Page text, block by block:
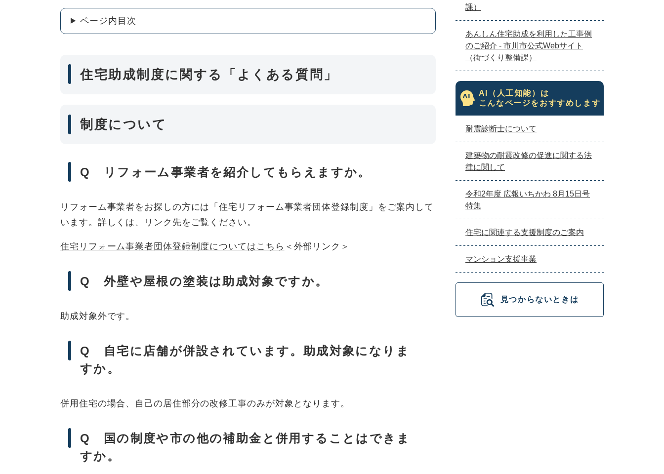
ページ内目次
住宅助成制度に関する「よくある質問」
制度について
Q リフォーム事業者を紹介してもらえますか。
リフォーム事業者をお探しの方には「住宅リフォーム事業者団体登録制度」をご案内して
います。詳しくは、リンク先をご覧ください。
住宅リフォーム事業者団体登録制度についてはこちら ＜外部リンク＞
Q 外壁や屋根の塗装は助成対象ですか。
助成対象外です。
Q 自宅に店舗が併設されています。助成対象になりま
すか。
併用住宅の場合、自己の居住部分の改修工事のみが対象となります。
Q 国の制度や市の他の補助金と併用することはできま
すか。
課）
あんしん住宅助成を利用した工事例
のご紹介 - 市川市公式Webサイト
（街づくり整備課）
AI（人工知能）は
こんなページをおすすめします
耐震診断士について
建築物の耐震改修の促進に関する法
律に関して
令和2年度 広報いちかわ 8月15日号
特集
住宅に関連する支援制度のご案内
マンション支援事業
見つからないときは